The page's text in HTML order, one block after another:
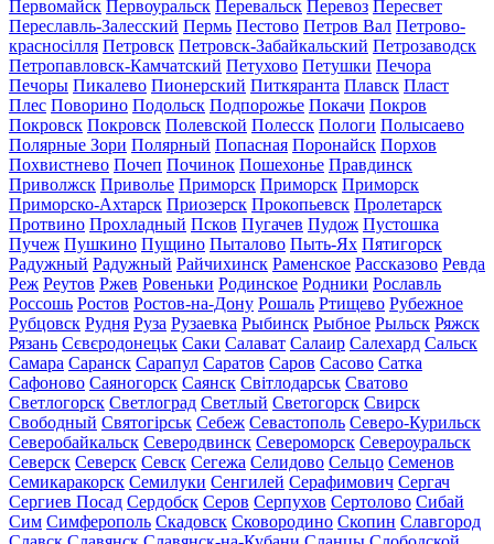
Первомайск Первоуральск Перевальск Перевоз Пересвет
Переславль-Залесский Пермь Пестово Петров Вал Петрово-
красносілля Петровск Петровск-Забайкальский Петрозаводск
Петропавловск-Камчатский Петухово Петушки Печора
Печоры Пикалево Пионерский Питкяранта Плавск Пласт
Плес Поворино Подольск Подпорожье Покачи Покров
Покровск Покровск Полевской Полесск Пологи Полысаево
Полярные Зори Полярный Попасная Поронайск Порхов
Похвистнево Почеп Починок Пошехонье Правдинск
Приволжск Приволье Приморск Приморск Приморск
Приморско-Ахтарск Приозерск Прокопьевск Пролетарск
Протвино Прохладный Псков Пугачев Пудож Пустошка
Пучеж Пушкино Пущино Пыталово Пыть-Ях Пятигорск
Радужный Радужный Райчихинск Раменское Рассказово Ревда
Реж Реутов Ржев Ровеньки Родинское Родники Рославль
Россошь Ростов Ростов-на-Дону Рошаль Ртищево Рубежное
Рубцовск Рудня Руза Рузаевка Рыбинск Рыбное Рыльск Ряжск
Рязань Сєвєродонецьк Саки Салават Салаир Салехард Сальск
Самара Саранск Сарапул Саратов Саров Сасово Сатка
Сафоново Саяногорск Саянск Світлодарськ Сватово
Светлогорск Светлоград Светлый Светогорск Свирск
Свободный Святогірськ Себеж Севастополь Северо-Курильск
Северобайкальск Северодвинск Североморск Североуральск
Северск Северск Севск Сегежа Селидово Сельцо Семенов
Семикаракорск Семилуки Сенгилей Серафимович Сергач
Сергиев Посад Сердобск Серов Серпухов Сертолово Сибай
Сим Симферополь Скадовск Сковородино Скопин Славгород